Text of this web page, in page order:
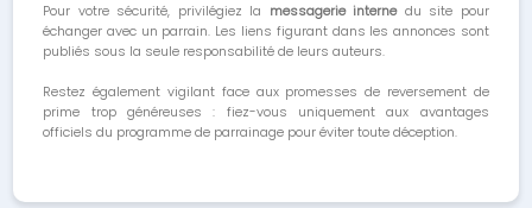
Pour votre sécurité, privilégiez la messagerie internedu site pour
échanger avec un parrain. Les liens figurant dans les annonces sont
publiés sous la seule responsabilité de leurs auteurs.
Restez également vigilant face aux promesses de reversement de
prime trop généreuses : fiez-vous uniquement aux avantages
officiels du programme de parrainage pour éviter toute déception.